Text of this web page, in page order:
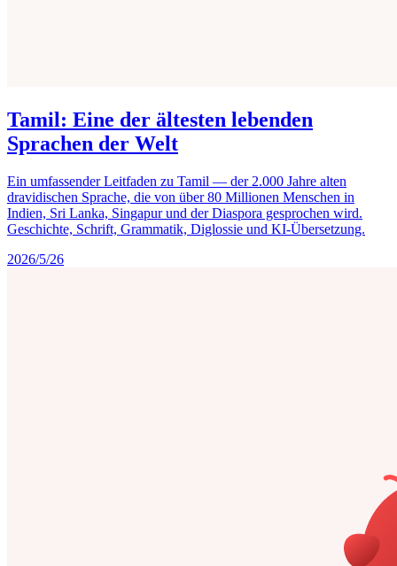
Tamil: Eine der ältesten lebenden
Sprachen der Welt
Ein umfassender Leitfaden zu Tamil — der 2.000 Jahre alten
dravidischen Sprache, die von über 80 Millionen Menschen in
Indien, Sri Lanka, Singapur und der Diaspora gesprochen wird.
Geschichte, Schrift, Grammatik, Diglossie und KI-Übersetzung.
2026/5/26